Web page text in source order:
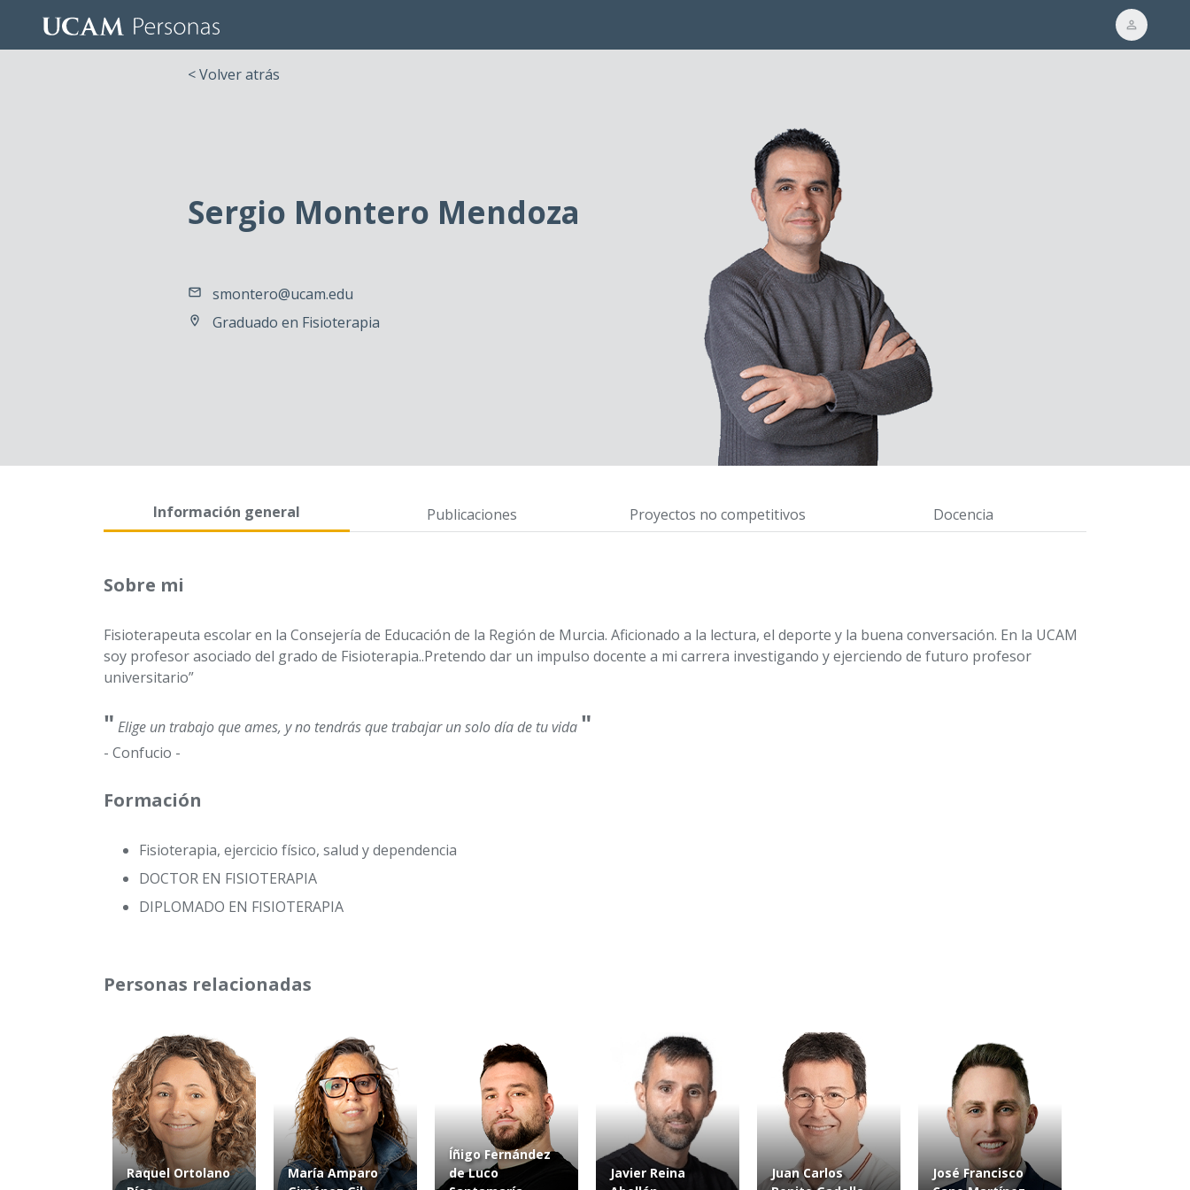
< Volver atrás
Sergio Montero Mendoza
smontero@ucam.edu
Graduado en Fisioterapia
Información general Publicaciones Proyectos no competitivos Docencia
Sobre mi
Fisioterapeuta escolar en la Consejería de Educación de la Región de Murcia. Aficionado a la lectura, el deporte y la buena conversación. En la UCAM
soy profesor asociado del grado de Fisioterapia..Pretendo dar un impulso docente a mi carrera investigando y ejerciendo de futuro profesor
universitario”
" Elige un trabajo que ames, y no tendrás que trabajar un solo día de tu vida "
- Confucio -
Formación
Fisioterapia, ejercicio físico, salud y dependencia
DOCTOR EN FISIOTERAPIA
DIPLOMADO EN FISIOTERAPIA
Personas relacionadas
Raquel Ortolano
María Amparo
Íñigo Fernández
de Luco
Javier Reina
Juan Carlos
José Francisco